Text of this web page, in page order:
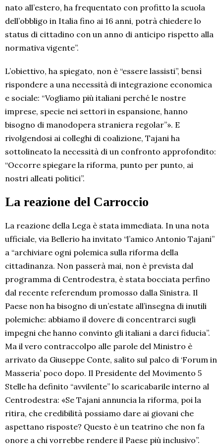
nato all’estero, ha frequentato con profitto la scuola
dell’obbligo in Italia fino ai 16 anni, potrà chiedere lo
status di cittadino con un anno di anticipo rispetto alla
normativa vigente”.
L’obiettivo, ha spiegato, non è “essere lassisti”, bensì
rispondere a una necessità di integrazione economica
e sociale: “Vogliamo più italiani perché le nostre
imprese, specie nei settori in espansione, hanno
bisogno di manodopera straniera regolar”». E
rivolgendosi ai colleghi di coalizione, Tajani ha
sottolineato la necessità di un confronto approfondito:
“Occorre spiegare la riforma, punto per punto, ai
nostri alleati politici”.
La reazione del Carroccio
La reazione della Lega è stata immediata. In una nota
ufficiale, via Bellerio ha invitato “l’amico Antonio Tajani”
a “archiviare ogni polemica sulla riforma della
cittadinanza. Non passerà mai, non è prevista dal
programma di Centrodestra, è stata bocciata perfino
dal recente referendum promosso dalla Sinistra. Il
Paese non ha bisogno di un’estate all’insegna di inutili
polemiche: abbiamo il dovere di concentrarci sugli
impegni che hanno convinto gli italiani a darci fiducia”.
Ma il vero contraccolpo alle parole del Ministro è
arrivato da Giuseppe Conte, salito sul palco di ‘Forum in
Masseria’ poco dopo. Il Presidente del Movimento 5
Stelle ha definito “avvilente” lo scaricabarile interno al
Centrodestra: «Se Tajani annuncia la riforma, poi la
ritira, che credibilità possiamo dare ai giovani che
aspettano risposte? Questo è un teatrino che non fa
onore a chi vorrebbe rendere il Paese più inclusivo”.